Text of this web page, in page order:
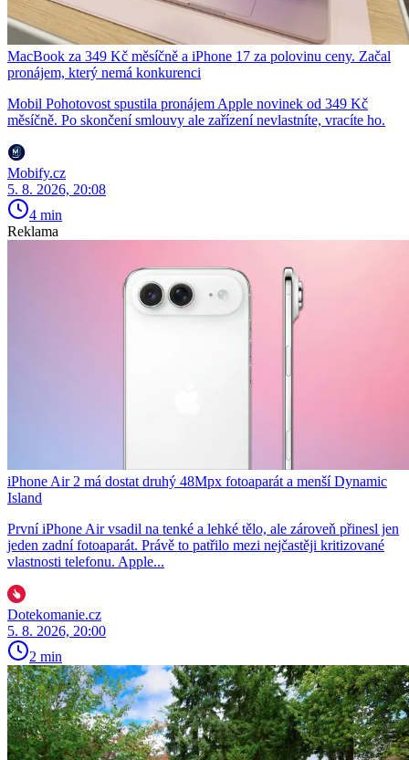
MacBook za 349 Kč měsíčně a iPhone 17 za polovinu ceny. Začal
pronájem, který nemá konkurenci
Mobil Pohotovost spustila pronájem Apple novinek od 349 Kč
měsíčně. Po skončení smlouvy ale zařízení nevlastníte, vracíte ho.
Mobify.cz
5. 8. 2026, 20:08
4 min
Reklama
iPhone Air 2 má dostat druhý 48Mpx fotoaparát a menší Dynamic
Island
První iPhone Air vsadil na tenké a lehké tělo, ale zároveň přinesl jen
jeden zadní fotoaparát. Právě to patřilo mezi nejčastěji kritizované
vlastnosti telefonu. Apple...
Dotekomanie.cz
5. 8. 2026, 20:00
2 min